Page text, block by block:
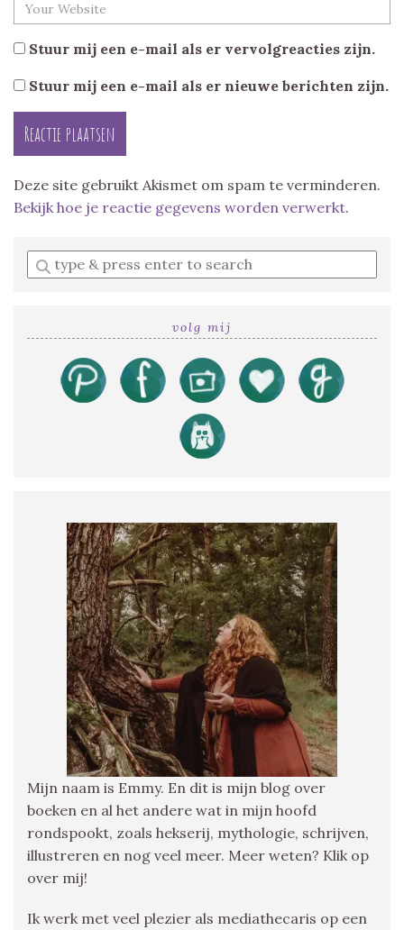
Stuur mij een e-mail als er vervolgreacties zijn.
Stuur mij een e-mail als er nieuwe berichten zijn.
Deze site gebruikt Akismet om spam te verminderen.
Bekijk hoe je reactie gegevens worden verwerkt.
Enter
a
volg mij
Mijn naam is Emmy. En dit is mijn blog over
boeken en al het andere wat in mijn hoofd
rondspookt, zoals hekserij, mythologie, schrijven,
illustreren en nog veel meer. Meer weten? Klik op
over mij!
Ik werk met veel plezier als mediathecaris op een